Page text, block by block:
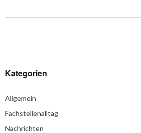
Kategorien
Allgemein
Fachstellenalltag
Nachrichten